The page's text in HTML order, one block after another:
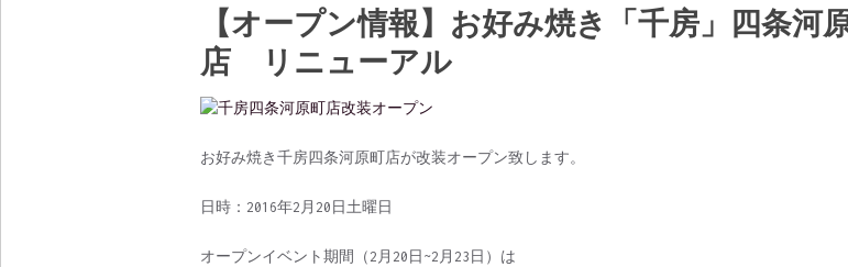
【オープン情報】お好み焼き「千房」四条河
店 リニューアル
お好み焼き千房四条河原町店が改装オープン致します。
日時：2016年2月20日土曜日
オープンイベント期間（2月20日~2月23日）は